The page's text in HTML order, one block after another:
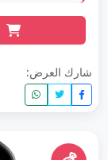
شارك العرض: